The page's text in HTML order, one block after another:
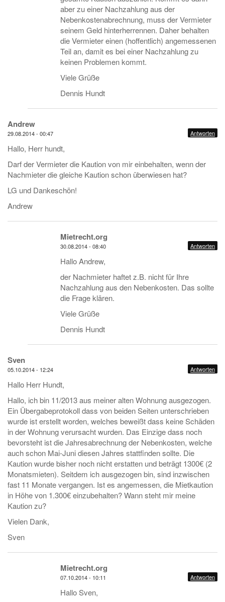
aber zu einer Nachzahlung aus der
Nebenkostenabrechnung, muss der Vermieter
seinem Geld hinterherrennen. Daher behalten
die Vermieter einen (hoffentlich) angemessenen
Teil an, damit es bei einer Nachzahlung zu
keinen Problemen kommt.
Viele Grüße
Dennis Hundt
Andrew
29.08.2014 - 00:47 Antworten
Hallo, Herr hundt,
Darf der Vermieter die Kaution von mir einbehalten, wenn der
Nachmieter die gleiche Kaution schon überwiesen hat?
LG und Dankeschön!
Andrew
Mietrecht.org
30.08.2014 - 08:40 Antworten
Hallo Andrew,
der Nachmieter haftet z.B. nicht für Ihre
Nachzahlung aus den Nebenkosten. Das sollte
die Frage klären.
Viele Grüße
Dennis Hundt
Sven
05.10.2014 - 12:24 Antworten
Hallo Herr Hundt,
Hallo, ich bin 11/2013 aus meiner alten Wohnung ausgezogen.
Ein Übergabeprotokoll dass von beiden Seiten unterschrieben
wurde ist erstellt worden, welches beweißt dass keine Schäden
in der Wohnung verursacht wurden. Das Einzige dass noch
bevorsteht ist die Jahresabrechnung der Nebenkosten, welche
auch schon Mai-Juni diesen Jahres stattfinden sollte. Die
Kaution wurde bisher noch nicht erstatten und beträgt 1300€ (2
Monatsmieten). Seitdem ich ausgezogen bin, sind inzwischen
fast 11 Monate vergangen. Ist es angemessen, die Mietkaution
in Höhe von 1.300€ einzubehalten? Wann steht mir meine
Kaution zu?
Vielen Dank,
Sven
Mietrecht.org
07.10.2014 - 10:11 Antworten
Hallo Sven,